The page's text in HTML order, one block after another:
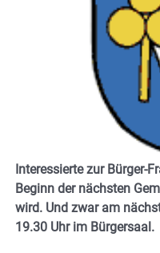
Interessierte zur Bürger-
Beginn der nächsten
wird. Und zwar am
19.30 Uhr im Bürgersaal.